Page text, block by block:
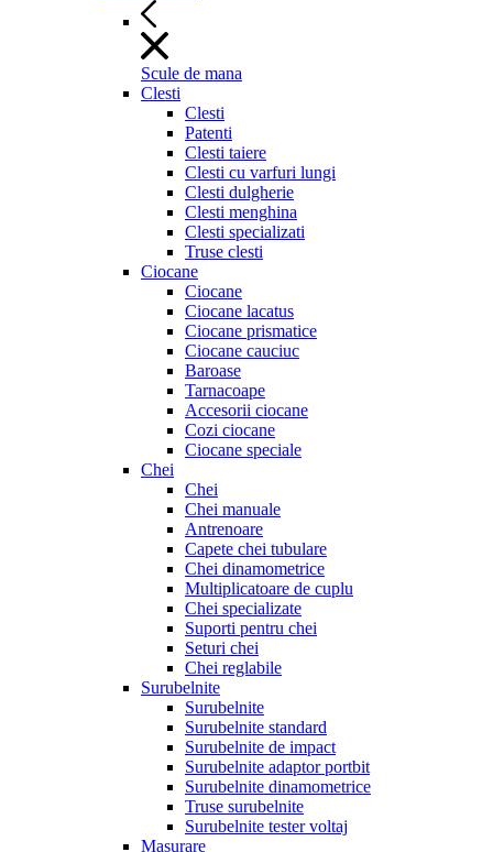
Scule de mana
Clesti
Clesti
Patenti
Clesti taiere
Clesti cu varfuri lungi
Clesti dulgherie
Clesti menghina
Clesti specializati
Truse clesti
Ciocane
Ciocane
Ciocane lacatus
Ciocane prismatice
Ciocane cauciuc
Baroase
Tarnacoape
Accesorii ciocane
Cozi ciocane
Ciocane speciale
Chei
Chei
Chei manuale
Antrenoare
Capete chei tubulare
Chei dinamometrice
Multiplicatoare de cuplu
Chei specializate
Suporti pentru chei
Seturi chei
Chei reglabile
Surubelnite
Surubelnite
Surubelnite standard
Surubelnite de impact
Surubelnite adaptor portbit
Surubelnite dinamometrice
Truse surubelnite
Surubelnite tester voltaj
Masurare